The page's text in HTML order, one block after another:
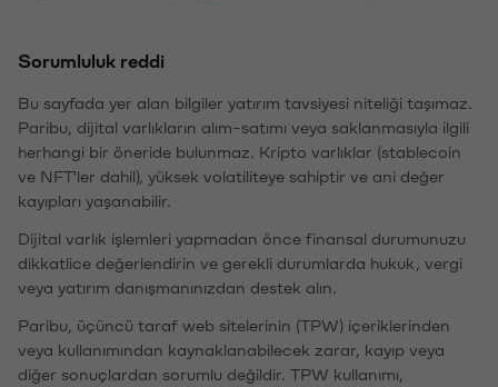
Sorumluluk reddi
Bu sayfada yer alan bilgiler yatırım tavsiyesi niteliği taşımaz.
Paribu, dijital varlıkların alım-satımı veya saklanmasıyla ilgili
herhangi bir öneride bulunmaz. Kripto varlıklar (stablecoin
ve NFT'ler dahil), yüksek volatiliteye sahiptir ve ani değer
kayıpları yaşanabilir.
Dijital varlık işlemleri yapmadan önce finansal durumunuzu
dikkatlice değerlendirin ve gerekli durumlarda hukuk, vergi
veya yatırım danışmanınızdan destek alın.
Paribu, üçüncü taraf web sitelerinin (TPW) içeriklerinden
veya kullanımından kaynaklanabilecek zarar, kayıp veya
diğer sonuçlardan sorumlu değildir. TPW kullanımı,